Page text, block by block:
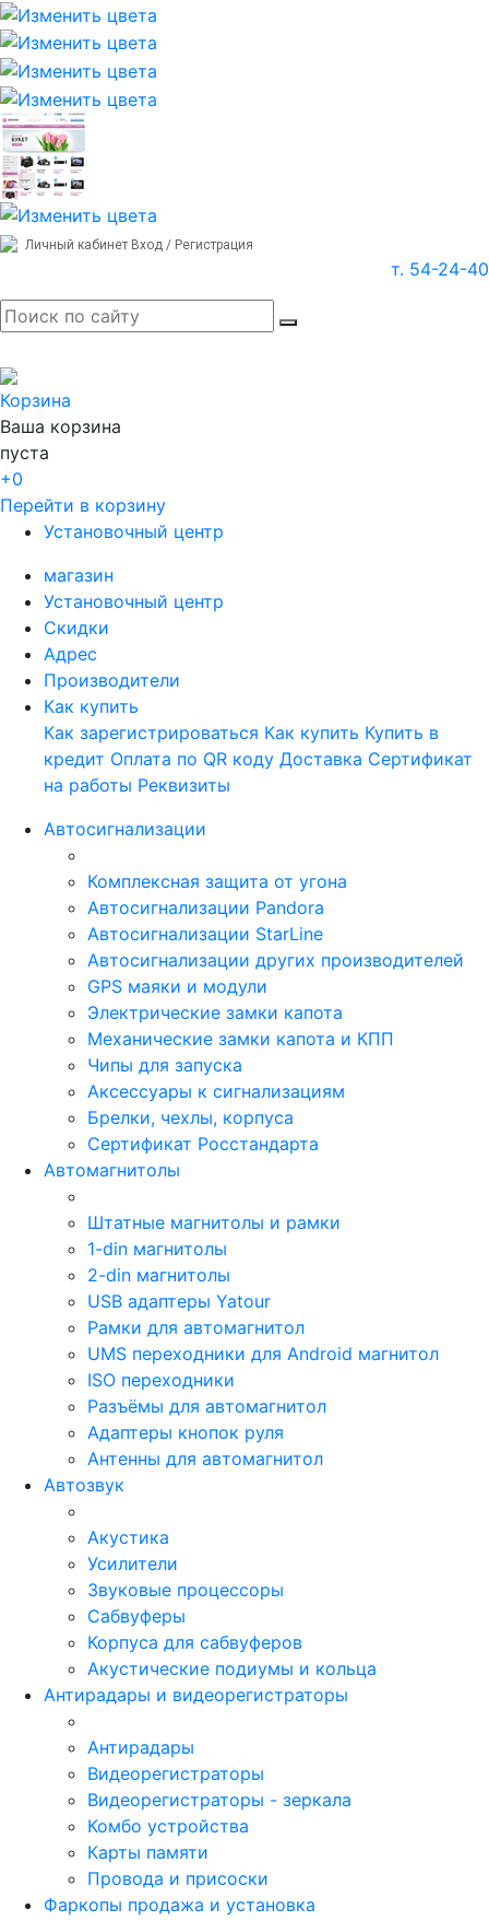
Личный кабинет Вход / Регистрация
т. 54-24-40
Корзина
Ваша корзина
пуста
+0
Перейти в корзину
Установочный центр
магазин
Установочный центр
Скидки
Адрес
Производители
Как купить
Как зарегистрироваться Как купить Купить в
кредит Оплата по QR коду Доставка Сертификат
на работы Реквизиты
Автосигнализации
Комплексная защита от угона
Автосигнализации Pandora
Автосигнализации StarLine
Автосигнализации других производителей
GPS маяки и модули
Электрические замки капота
Механические замки капота и КПП
Чипы для запуска
Аксессуары к сигнализациям
Брелки, чехлы, корпуса
Сертификат Росстандарта
Автомагнитолы
Штатные магнитолы и рамки
1-din магнитолы
2-din магнитолы
USB адаптеры Yatour
Рамки для автомагнитол
UMS переходники для Android магнитол
ISO переходники
Разъёмы для автомагнитол
Адаптеры кнопок руля
Антенны для автомагнитол
Автозвук
Акустика
Усилители
Звуковые процессоры
Сабвуферы
Корпуса для сабвуферов
Акустические подиумы и кольца
Антирадары и видеорегистраторы
Антирадары
Видеорегистраторы
Видеорегистраторы - зеркала
Комбо устройства
Карты памяти
Провода и присоски
Фаркопы продажа и установка